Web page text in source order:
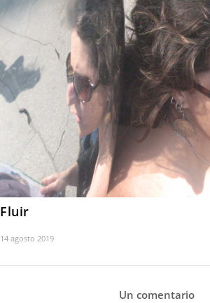
Fluir
14 agosto 2019
Un comentario